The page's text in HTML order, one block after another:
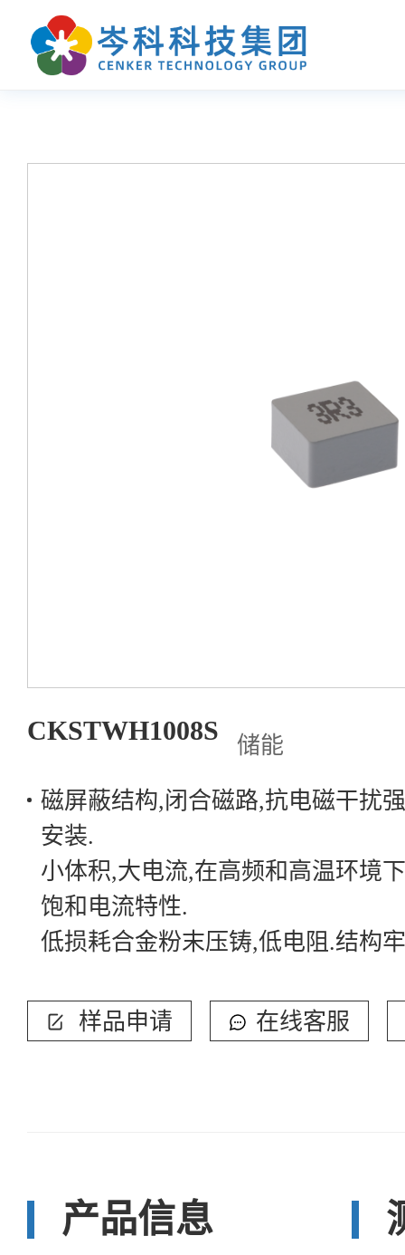
产品选型
CKSTWH1008S
储能
磁屏蔽结构,闭合磁路,抗电磁干扰
安装.
小体积,大电流,在高频和高温环境
饱和电流特性.
低损耗合金粉末压铸,低电阻.结构
样品申请 在线客服
产品信息